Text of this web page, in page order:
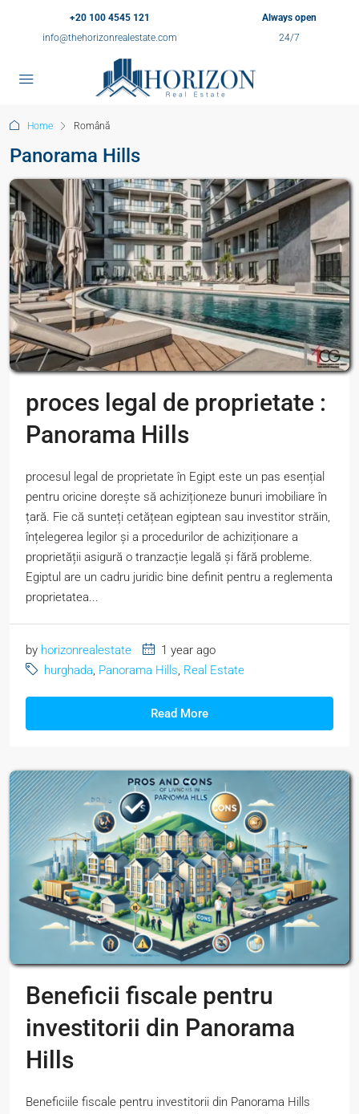
+20 100 4545 121
info@thehorizonrealestate.com
Always open
24/7
Home Română
Panorama Hills
proces legal de proprietate :
Panorama Hills
procesul legal de proprietate în Egipt este un pas esențial
pentru oricine dorește să achiziționeze bunuri imobiliare în
țară. Fie că sunteți cetățean egiptean sau investitor străin,
înțelegerea legilor și a procedurilor de achiziționare a
proprietății asigură o tranzacție legală și fără probleme.
Egiptul are un cadru juridic bine definit pentru a reglementa
proprietatea...
by horizonrealestate
1 year ago
hurghada Panorama Hills Real Estate
Read More
Beneficii fiscale pentru
investitorii din Panorama
Hills
Beneficiile fiscale pentru investitorii din Panorama Hills